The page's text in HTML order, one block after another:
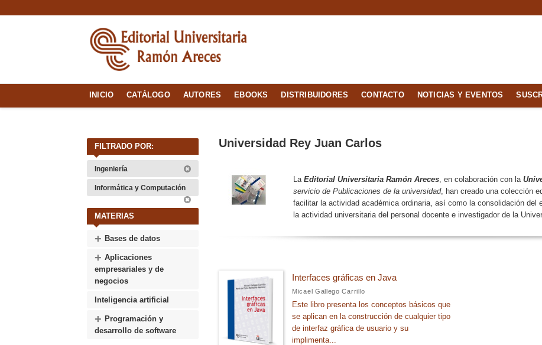
INICIO CATÁLOGO AUTORES EBOOKS DISTRIBUIDORES CONTACTO NOTICIAS Y EVENTOS
FILTRADO POR:
Ingeniería
Informática y Computación
MATERIAS
+ Bases de datos
+ Aplicaciones
empresariales y de
negocios
Inteligencia artificial
+ Programación y
desarrollo de software
Universidad Rey Juan Carlos
LaEditorial Universitaria Ramón Areces, en colaboración con la
servicio de Publicaciones de la universidad, han creado una colección
facilitar la actividad académica ordinaria, así como la consolidación
la actividad universitaria del personal docente e investigador de la
Interfaces gráficas en Java
Micael Gallego Carrillo
Este libro presenta los conceptos básicos que
se aplican en la construcción de cualquier tipo
de interfaz gráfica de usuario y su
implimenta...